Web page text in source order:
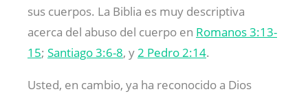
sus cuerpos. La Biblia es muy descriptiva
acerca del abuso del cuerpo en Romanos 3:13-
15; Santiago 3:6-8, y2 Pedro 2:14.
Usted, en cambio, ya ha reconocido a Dios